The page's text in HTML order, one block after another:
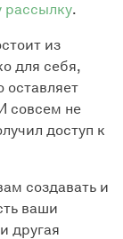
рассылку.
из
для себя,
оставляет
совсем не
доступ к
создавать и
ваши
другая